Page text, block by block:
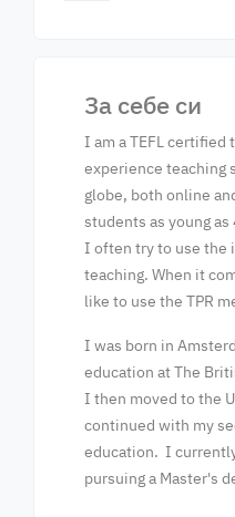
За себе си
I am a TEFL certified
experience teaching
globe, both online
students as young
I often try to use the
teaching. When it
like to use the TPR
I was born in
education at The
I then moved to the
continued with my
education. I
pursuing a Master's